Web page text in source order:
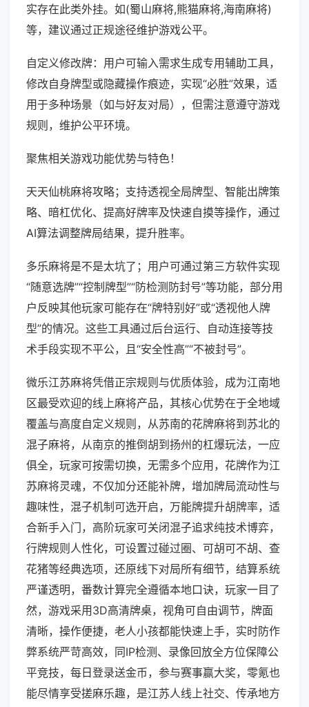
实存在此类外挂。如(蜀山麻将,熊猫麻将,海南麻将)
等，建议通过正规途径维护游戏公平。
自定义修改牌：用户可输入需求生成专用辅助工具，
修改自身牌型或隐藏操作痕迹，实现“必胜”效果，适
用于多种场景（如与好友对局），但需注意遵守游戏
规则，维护公平环境。
聚焦相关游戏功能优势与特色！
天天仙桃麻将攻略；支持透视全局牌型、智能出牌策
略、暗杠优化、提高好牌率及快速自摸等操作，通过
AI算法调整牌局结果，提升胜率。
多乐麻将是不是太坑了；用户可通过第三方软件实现
“随意选牌”“控制牌型”“防检测防封号”等功能，部分用
户反映其他玩家可能存在“牌特别好”或“透视他人牌
型”的情况。这些工具通过后台运行、自动连接等技
术手段实现不平公，且“安全性高”“不被封号”。
微乐江苏麻将凭借正宗规则与优质体验，成为江南地
区最受欢迎的线上麻将产品，其核心优势在于全地域
覆盖与高度自定义规则，从苏南的花牌麻将到苏北的
混子麻将，从南京的推倒胡到扬州的杠爆玩法，一应
俱全，玩家可按需切换，无需多个应用，花牌作为江
苏麻将灵魂，不仅加分还能补牌，增加牌局流动性与
趣味性，混子机制可选开启，万能牌提升胡牌率，适
合新手入门，高阶玩家可关闭混子追求纯技术博弈，
行牌规则人性化，可设置过碰过圈、可胡可不胡、查
花猪等经典选项，还原线下对局所有细节，结算系统
严谨透明，番数计算完全遵循本地口诀，玩家一目了
然，游戏采用3D高清牌桌，视角可自由调节，牌面
清晰，操作便捷，老人小孩都能快速上手，实时防作
弊系统严苛高效，同IP检测、录像回放全方位保障公
平竞技，每日登录送金币，参与赛事赢大奖，零氪也
能尽情享受搓麻乐趣，是江苏人线上社交、传承地方